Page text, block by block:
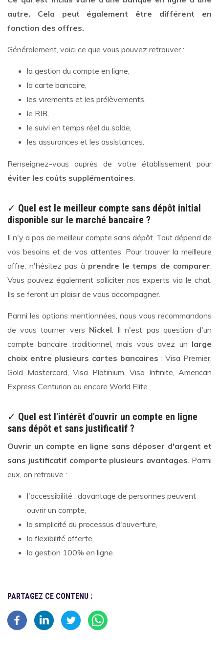
autre. Cela peut également être différent en
fonction des offres.
Généralement, voici ce que vous pouvez retrouver :
la gestion du compte en ligne,
la carte bancaire,
les virements et les prélèvements,
le RIB,
le suivi en temps réel du solde,
les assurances et les assistances.
Renseignez-vous auprès de votre établissement pour
éviter les coûts supplémentaires
✓ Quel est le meilleur compte sans dépôt initial
disponible sur le marché bancaire ?
Il n'y a pas de meilleur compte sans dépôt. Tout dépend de
vos besoins et de vos attentes. Pour trouver la meilleure
offre, n'hésitez pas à prendre le temps de comparer
Vous pouvez également solliciter nos experts via le chat.
Ils se feront un plaisir de vous accompagner.
Parmi les options mentionnées, nous vous recommandons
de vous tourner vers Nickel . Il n'est pas question d'un
compte bancaire traditionnel, mais vous avez un large
choix entre plusieurs cartes bancaires : Visa Premier,
Gold Mastercard, Visa Platinium, Visa Infinite, American
Express Centurion ou encore World Elite.
✓ Quel est l'intérêt d'ouvrir un compte en ligne
sans dépôt et sans justificatif ?
Ouvrir un compte en ligne sans déposer d'argent et
sans justificatif comporte plusieurs avantages . Parmi
eux, on retrouve :
l'accessibilité : davantage de personnes peuvent
ouvrir un compte,
la simplicité du processus d'ouverture,
la flexibilité offerte,
la gestion 100% en ligne.
PARTAGEZ CE CONTENU :